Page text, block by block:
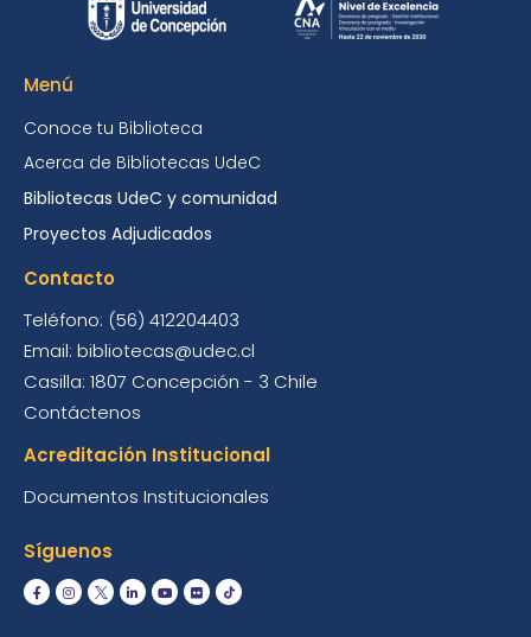
Menú
Conoce tu Biblioteca
Acerca de Bibliotecas UdeC
Bibliotecas UdeC y comunidad
Proyectos Adjudicados
Contacto
Teléfono: (56) 412204403
Email: bibliotecas@udec.cl
Casilla: 1807 Concepción - 3 Chile
Contáctenos
Acreditación Institucional
Documentos Institucionales
Síguenos